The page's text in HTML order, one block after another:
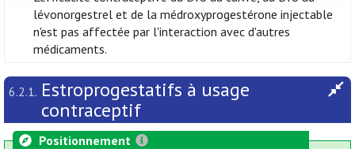
lévonorgestrel et de la médroxyprogestérone injectable
n'est pas affectée par l'interaction avec d'autres
médicaments.
6.2.1. Estroprogestatifs à usage
contraceptif
Positionnement